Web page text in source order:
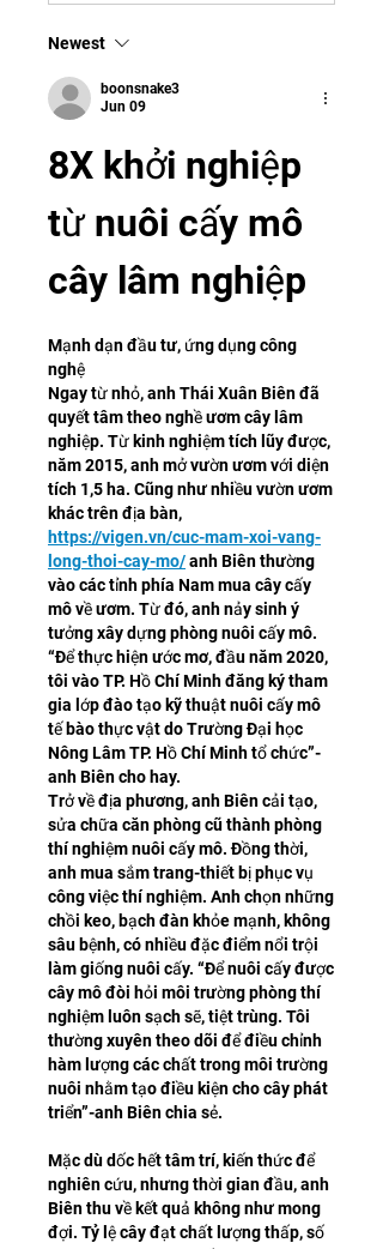
Newest
boonsnake3
Jun 09
8X khởi nghiệp
từ nuôi cấy mô
cây lâm nghiệp
Mạnh dạn đầu tư, ứng dụng công
nghệ
Ngay từ nhỏ, anh Thái Xuân Biên đã
quyết tâm theo nghề ươm cây lâm
nghiệp. Từ kinh nghiệm tích lũy được,
năm 2015, anh mở vườn ươm với diện
tích 1,5 ha. Cũng như nhiều vườn ươm
https://vigen.vn/cuc-mam-xoi-vang-
long-thoi-cay-mo/ anh Biên thường
vào các tỉnh phía Nam mua cây cấy
mô về ươm. Từ đó, anh nảy sinh ý
tưởng xây dựng phòng nuôi cấy mô.
“Để thực hiện ước mơ, đầu năm 2020,
tôi vào TP. Hồ Chí Minh đăng ký tham
gia lớp đào tạo kỹ thuật nuôi cấy mô
tế bào thực vật do Trường Đại học
Nông Lâm TP. Hồ Chí Minh tổ chức”-
anh Biên cho hay.
Trở về địa phương, anh Biên cải tạo,
sửa chữa căn phòng cũ thành phòng
thí nghiệm nuôi cấy mô. Đồng thời,
anh mua sắm trang-thiết bị phục vụ
công việc thí nghiệm. Anh chọn những
chồi keo, bạch đàn khỏe mạnh, không
sâu bệnh, có nhiều đặc điểm nổi trội
làm giống nuôi cấy. “Để nuôi cấy được
cây mô đòi hỏi môi trường phòng thí
nghiệm luôn sạch sẽ, tiệt trùng. Tôi
thường xuyên theo dõi để điều chỉnh
hàm lượng các chất trong môi trường
nuôi nhằm tạo điều kiện cho cây phát
triển”-anh Biên chia sẻ.
Mặc dù dốc hết tâm trí, kiến thức để
nghiên cứu, nhưng thời gian đầu, anh
Biên thu về kết quả không như mong
đợi. Tỷ lệ cây đạt chất lượng thấp, số